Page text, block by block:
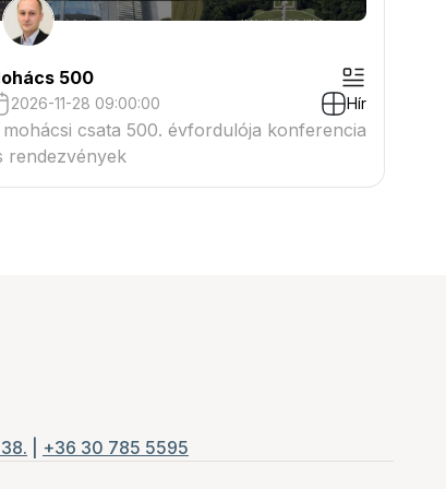
500
2026-11-28 09:00:00 Hír
csata 500. évfordulója konferencia
rendezvények
+36 30 785 5595